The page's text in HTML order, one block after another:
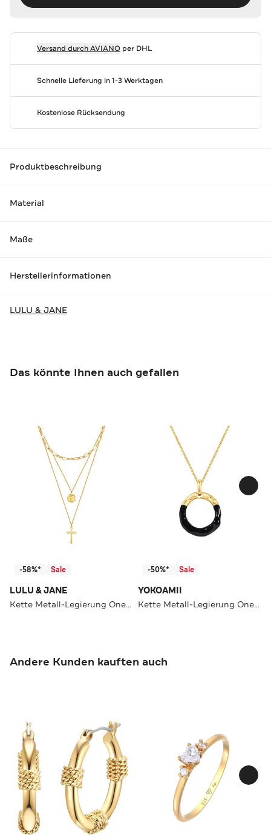
Versand durchAVIANOper DHL
Schnelle Lieferung in 1-3 Werktagen
Kostenlose Rücksendung
Produktbeschreibung
Material
Maße
Herstellerinformationen
LULU & JANE
Das könnte Ihnen auch gefallen
-58%* Sale
LULU & JANE
Kette Metall-Legierung OneColor
-50%* Sale
YOKOAMII
Kette Metall-Legierung OneColor
Andere Kunden kauften auch